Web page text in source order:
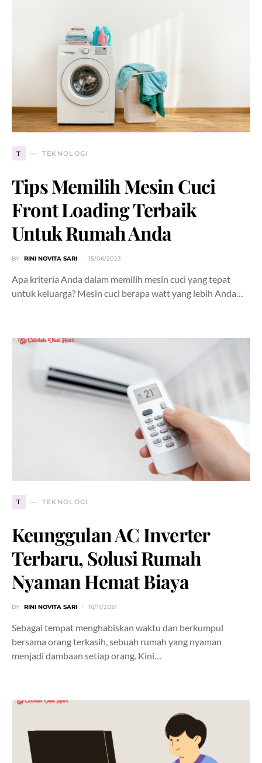
T TEKNOLOGI
Tips Memilih Mesin Cuci
Front Loading Terbaik
Untuk Rumah Anda
BY RINI NOVITA SARI 15/06/2023
Apa kriteria Anda dalam memilih mesin cuci yang tepat
untuk keluarga? Mesin cuci berapa watt yang lebih Anda…
T TEKNOLOGI
Keunggulan AC Inverter
Terbaru, Solusi Rumah
Nyaman Hemat Biaya
BY RINI NOVITA SARI 16/11/2021
Sebagai tempat menghabiskan waktu dan berkumpul
bersama orang terkasih, sebuah rumah yang nyaman
menjadi dambaan setiap orang. Kini…